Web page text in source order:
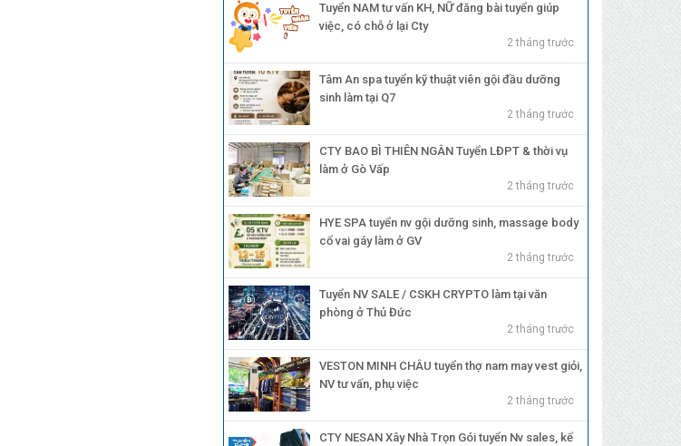
Tuyển NAM tư vấn KH, NỮ đăng bài tuyển giúp
việc, có chỗ ở lại Cty
2 tháng trước
Tâm An spa tuyển kỹ thuật viên gội đầu dưỡng
sinh làm tại Q7
2 tháng trước
CTY BAO BÌ THIÊN NGÂN Tuyển LĐPT & thời vụ
làm ở Gò Vấp
2 tháng trước
HYE SPA tuyển nv gội dưỡng sinh, massage body
cổ vai gáy làm ở GV
2 tháng trước
Tuyển NV SALE / CSKH CRYPTO làm tại văn
phòng ở Thủ Đức
2 tháng trước
VESTON MINH CHÂU tuyển thợ nam may vest giỏi,
NV tư vấn, phụ việc
2 tháng trước
CTY NESAN Xây Nhà Trọn Gói tuyển Nv sales, kế